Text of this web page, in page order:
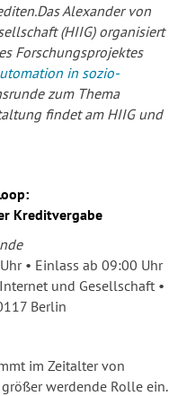
Alexander von
(HIIG) organisiert
Forschungsprojektes
in sozio-
zum Thema
findet am HIIG und
Kreditvergabe
• Einlass ab 09:00 Uhr
und Gesellschaft •
Berlin
im Zeitalter von
werdende Rolle ein.